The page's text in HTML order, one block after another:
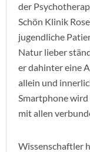
der
Schön Klinik
jugendliche
Natur lieber
er dahinter eine
allein und
Smartphone
mit allen
Wissenschaftler